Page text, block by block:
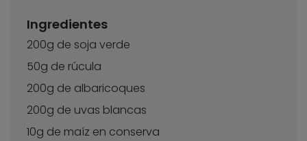
Ingredientes
200g de soja verde
50g de rúcula
200g de albaricoques
200g de uvas blancas
10g de maíz en conserva